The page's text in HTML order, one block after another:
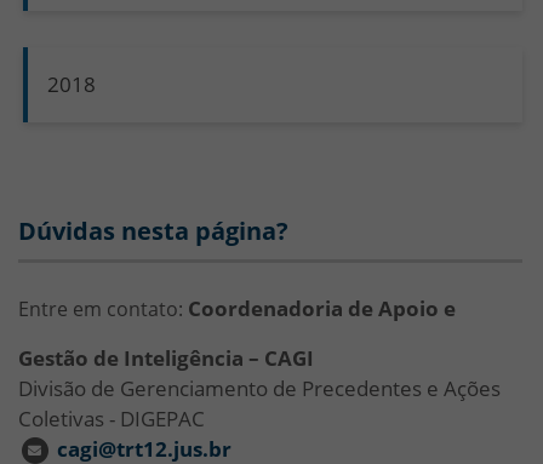
2018
Dúvidas nesta página?
Entre em contato: Coordenadoria de Apoio e
Gestão de Inteligência – CAGI
Divisão de Gerenciamento de Precedentes e Ações
Coletivas - DIGEPAC
cagi@trt12.jus.br